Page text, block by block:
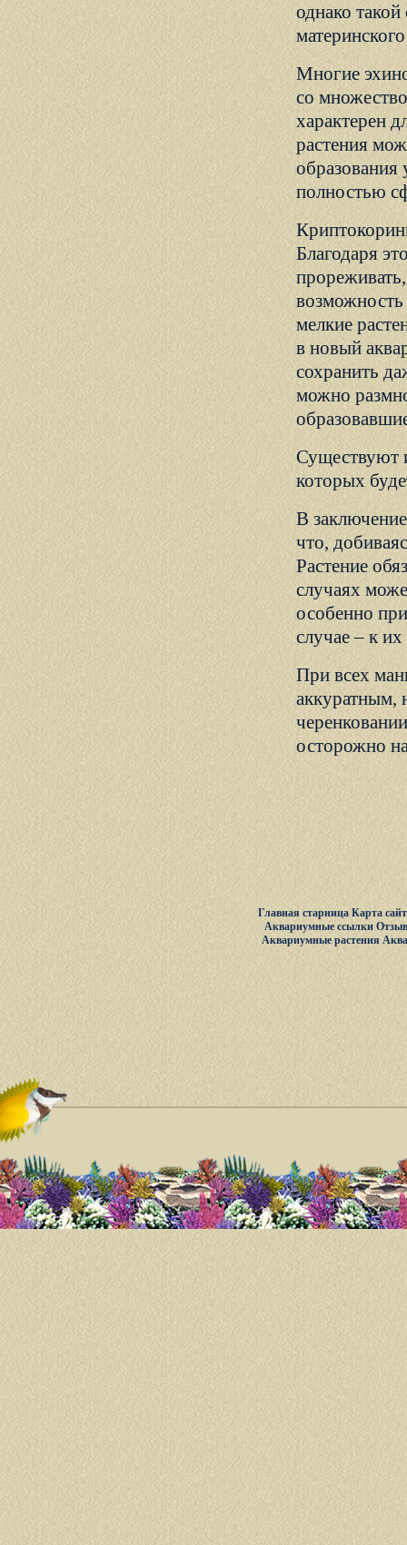
однако
Многие
со
характерен
растения
образования
полностью
Благодаря
возможность
мелкие
в новый
сохранить
можно
Существуют
которых
В
что,
Растение
случаях
особенно
случае – к
При всех
аккуратным,
осторожно
Главная старница Карта
Аквариумные ссылки
Аквариумные растения